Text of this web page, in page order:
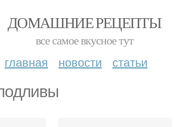
ДОМАШНИЕ РЕЦЕПТЫ
все самое вкусное тут
главная новости статьи